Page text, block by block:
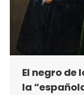
El negro de
la